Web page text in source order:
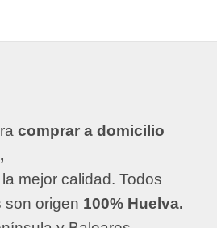
comprar a domicilio
mejor calidad. Todos
son origen 100% Huelva.